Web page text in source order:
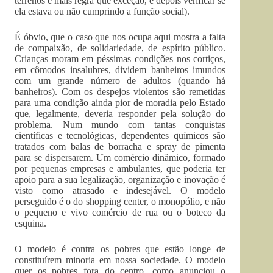
ela estava ou não cumprindo a função social).
É óbvio, que o caso que nos ocupa aqui mostra a falta
de compaixão, de solidariedade, de espírito público.
Crianças moram em péssimas condições nos cortiços,
em cômodos insalubres, dividem banheiros imundos
com um grande número de adultos (quando há
banheiros). Com os despejos violentos são remetidas
para uma condição ainda pior de moradia pelo Estado
que, legalmente, deveria responder pela solução do
problema. Num mundo com tantas conquistas
científicas e tecnológicas, dependentes químicos são
tratados com balas de borracha e spray de pimenta
para se dispersarem. Um comércio dinâmico, formado
por pequenas empresas e ambulantes, que poderia ter
apoio para a sua legalização, organização e inovação é
visto como atrasado e indesejável. O modelo
perseguido é o do shopping center, o monopólio, e não
o pequeno e vivo comércio de rua ou o boteco da
esquina.
O modelo é contra os pobres que estão longe de
constituírem minoria em nossa sociedade. O modelo